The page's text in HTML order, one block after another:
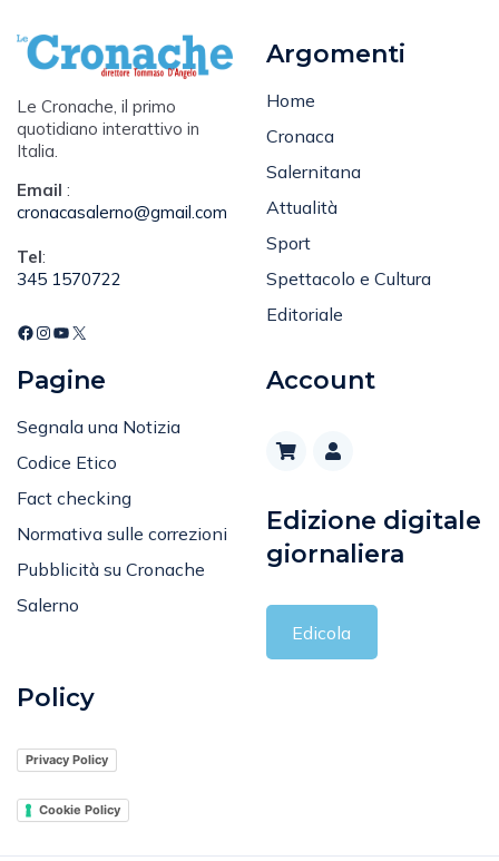
Le Cronache, il primo
quotidiano interattivo in
Italia.
Email :
cronacasalerno@gmail.com
Tel:
345 1570722
Argomenti
Home
Cronaca
Salernitana
Attualità
Sport
Spettacolo e Cultura
Editoriale
Pagine
Segnala una Notizia
Codice Etico
Fact checking
Normativa sulle correzioni
Pubblicità su Cronache
Salerno
Account
Edizione digitale
giornaliera
Edicola
Policy
Privacy Policy
Cookie Policy